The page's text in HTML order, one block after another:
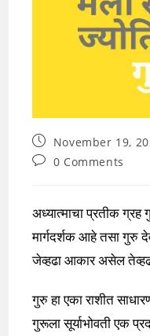
Post
published:
November 19,
Post0 Comments
अध्यात्माचा प्रतीक
मार्गदर्शक आहे तसा गुरु
जेव्हढा आकार असेल
गुरु हा एका राशीत
गुरूला सूर्याभोवती एक